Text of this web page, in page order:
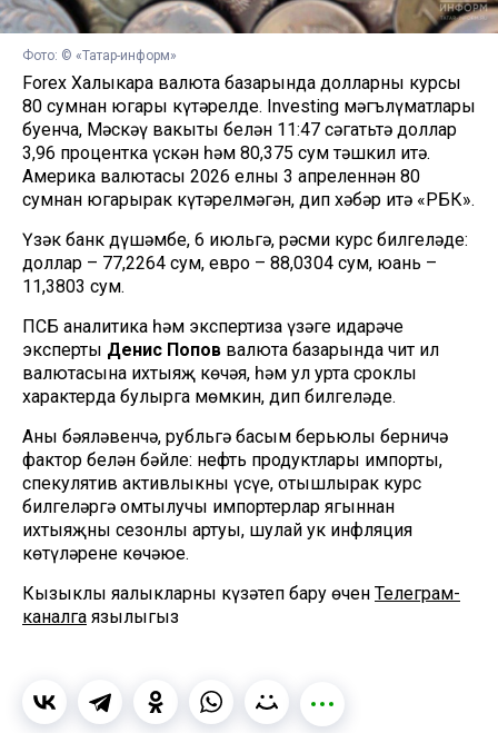
Фото: © «Татар-информ»
Forex Халыкара валюта базарында долларның курсы
80 сумнан югары күтәрелде. Investing мәгълүматлары
буенча, Мәскәү вакыты белән 11:47 сәгатьтә доллар
3,96 процентка үскән һәм 80,375 сум тәшкил итә.
Америка валютасы 2026 елның 3 апреленнән 80
сумнан югарырак күтәрелмәгән, дип хәбәр итә «РБК».
Үзәк банк дүшәмбе, 6 июльгә, рәсми курс билгеләде:
доллар – 77,2264 сум, евро – 88,0304 сум, юань –
11,3803 сум.
ПСБ аналитика һәм экспертиза үзәге идарәче
эксперты Денис Попов валюта базарында чит ил
валютасына ихтыяҗ көчәя, һәм ул урта сроклы
характерда булырга мөмкин, дип билгеләде.
Аның бәяләвенчә, рубльгә басым берьюлы берничә
фактор белән бәйле: нефть продуктлары импорты,
спекулятив активлыкның үсүе, отышлырак курс
билгеләргә омтылучы импортерлар ягыннан
ихтыяҗның сезонлы артуы, шулай ук инфляция
көтүләренең көчәюе.
Кызыклы яңалыкларны күзәтеп бару өчен Телеграм-
каналга язылыгыз